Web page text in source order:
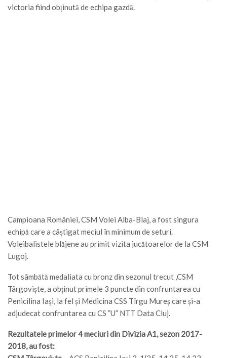
victoria fiind obținută de echipa gazdă.
Campioana României, CSM Volei Alba-Blaj, a fost singura
echipă care a câștigat meciul în minimum de seturi.
Voleibalistele blăjene au primit vizita jucătoarelor de la CSM
Lugoj.
Tot sâmbătă medaliata cu bronz din sezonul trecut ,CSM
Târgoviște, a obținut primele 3 puncte din confruntarea cu
Penicilina Iași, la fel și Medicina CSS Tîrgu Mureș care și-a
adjudecat confruntarea cu CS ”U” NTT Data Cluj.
Rezultatele primelor 4 meciuri din Divizia A1, sezon 2017-
2018, au fost: